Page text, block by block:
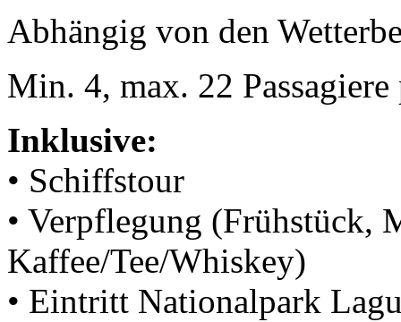
Abhängig von den
Min. 4, max. 22 Passagiere
Inklusive:
• Schiffstour
• Verpflegung (Frühstück,
Kaffee/Tee/Whiskey)
• Eintritt Nationalpark